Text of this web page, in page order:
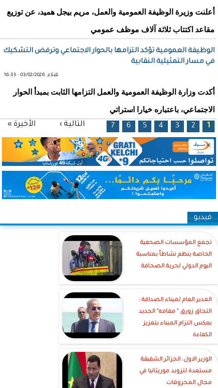
أعلنت وزيرة الوظيفة العمومية والعمل، مريم بيجل هميد، عن توزيع
مقاعد اكتتاب ثلاثة آلاف موظف عمومي
الوظيفة العمومية تؤكد التزامها بالحوار الاجتماعي وترفض التشكيك
في مسار التمثيلية النقابية
ثلاثاء, 03/02/2026 - 16:33
أكدت وزارة الوظيفة العمومية والعمل التزامها الثابت بمبدأ الحوار
الاجتماعي، باعتباره خيارا استراتي
الصفحات
1
2
3
4
5
6
7 التالية › الأخيرة »
فيديو
تجمع المؤسسات الصحفية
الخاصة ينظم نشاطاً بمناسبة
اليوم الدولي لحرية الصحافة
‎المدير العام لميناء الصداقة :
التحاق زورق " مقامه" الجديد
يعكس التزام الميناء بتعزيز
الكفاءة
الوزير الاول: الجزائر الشقيقة
مستعدة لتزويد موريتانيا في
مجال المحروقات